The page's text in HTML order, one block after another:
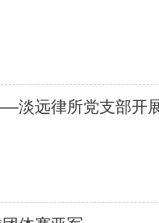
淡远律所党支部开